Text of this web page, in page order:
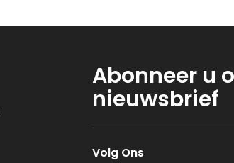
Abonneer u
nieuwsbrief
Volg Ons